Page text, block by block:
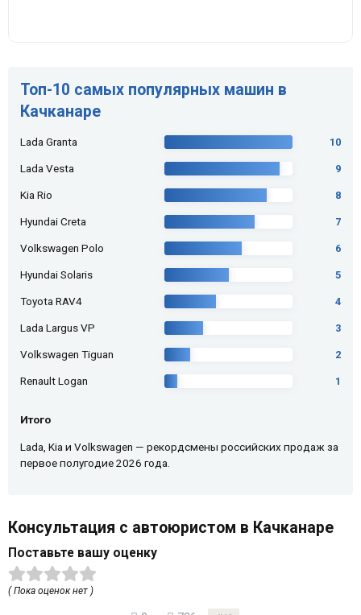
Топ-10 самых популярных машин в
Качканаре
Lada Granta 10
Lada Vesta 9
Kia Rio 8
Hyundai Creta 7
Volkswagen Polo 6
Hyundai Solaris 5
Toyota RAV4 4
Lada Largus VP 3
Volkswagen Tiguan 2
Renault Logan 1
Итого
Lada, Kia и Volkswagen — рекордсмены российских продаж за
первое полугодие 2026 года.
Консультация с автоюристом в Качканаре
Поставьте вашу оценку
( Пока оценок нет )